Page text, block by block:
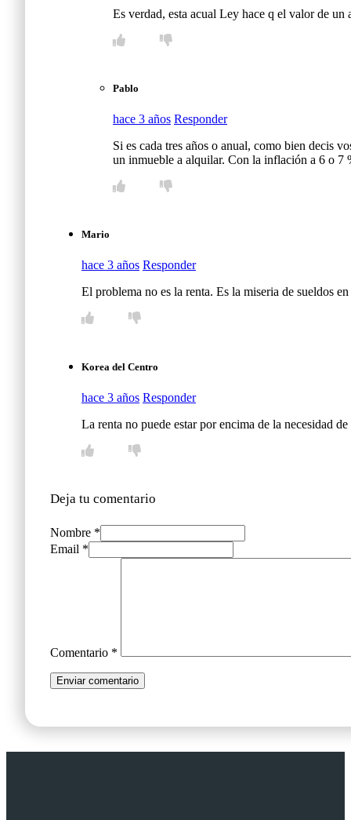
Es verdad, esta acual Ley hace q el valor de
Pablo
hace 3 años Responder
Si es cada tres años o anual, como bien decis
un inmueble a alquilar. Con la inflación a 6 o 7
Mario
hace 3 años Responder
El problema no es la renta. Es la miseria de sueldos
Korea del Centro
hace 3 años Responder
La renta no puede estar por encima de la necesidad
Deja tu comentario
Nombre *
Email *
Comentario *